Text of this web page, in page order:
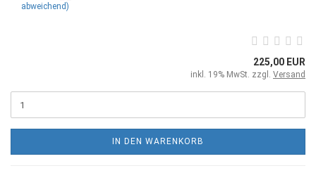
abweichend)
225,00 EUR
inkl. 19% MwSt. zzgl. Versand
IN DEN WARENKORB